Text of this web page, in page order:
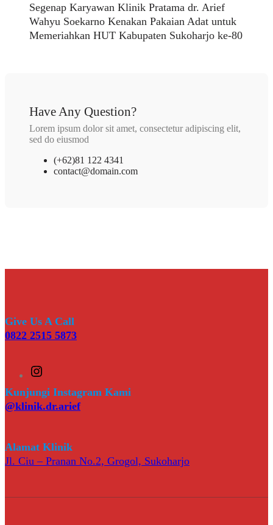
Segenap Karyawan Klinik Pratama dr. Arief
Wahyu Soekarno Kenakan Pakaian Adat untuk
Memeriahkan HUT Kabupaten Sukoharjo ke-80
Have Any Question?
Lorem ipsum dolor sit amet, consectetur adipiscing elit,
sed do eiusmod
(+62)81 122 4341
contact@domain.com
Give Us A Call
0822 2515 5873
s
t
a
a
m
Kunjungi Instagram Kami
@klinik.dr.arief
Alamat Klinik
Jl. Ciu – Pranan No.2, Grogol, Sukoharjo